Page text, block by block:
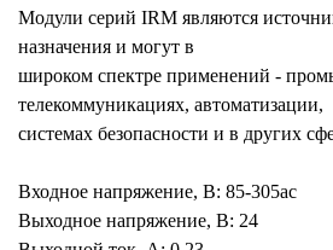
Модули серий IRM являются
назначения и могут в
широком спектре применений -
телекоммуникациях, автоматизации,
системах безопасности и в других
Входное напряжение, В: 85-305ac
Выходное напряжение, В: 24